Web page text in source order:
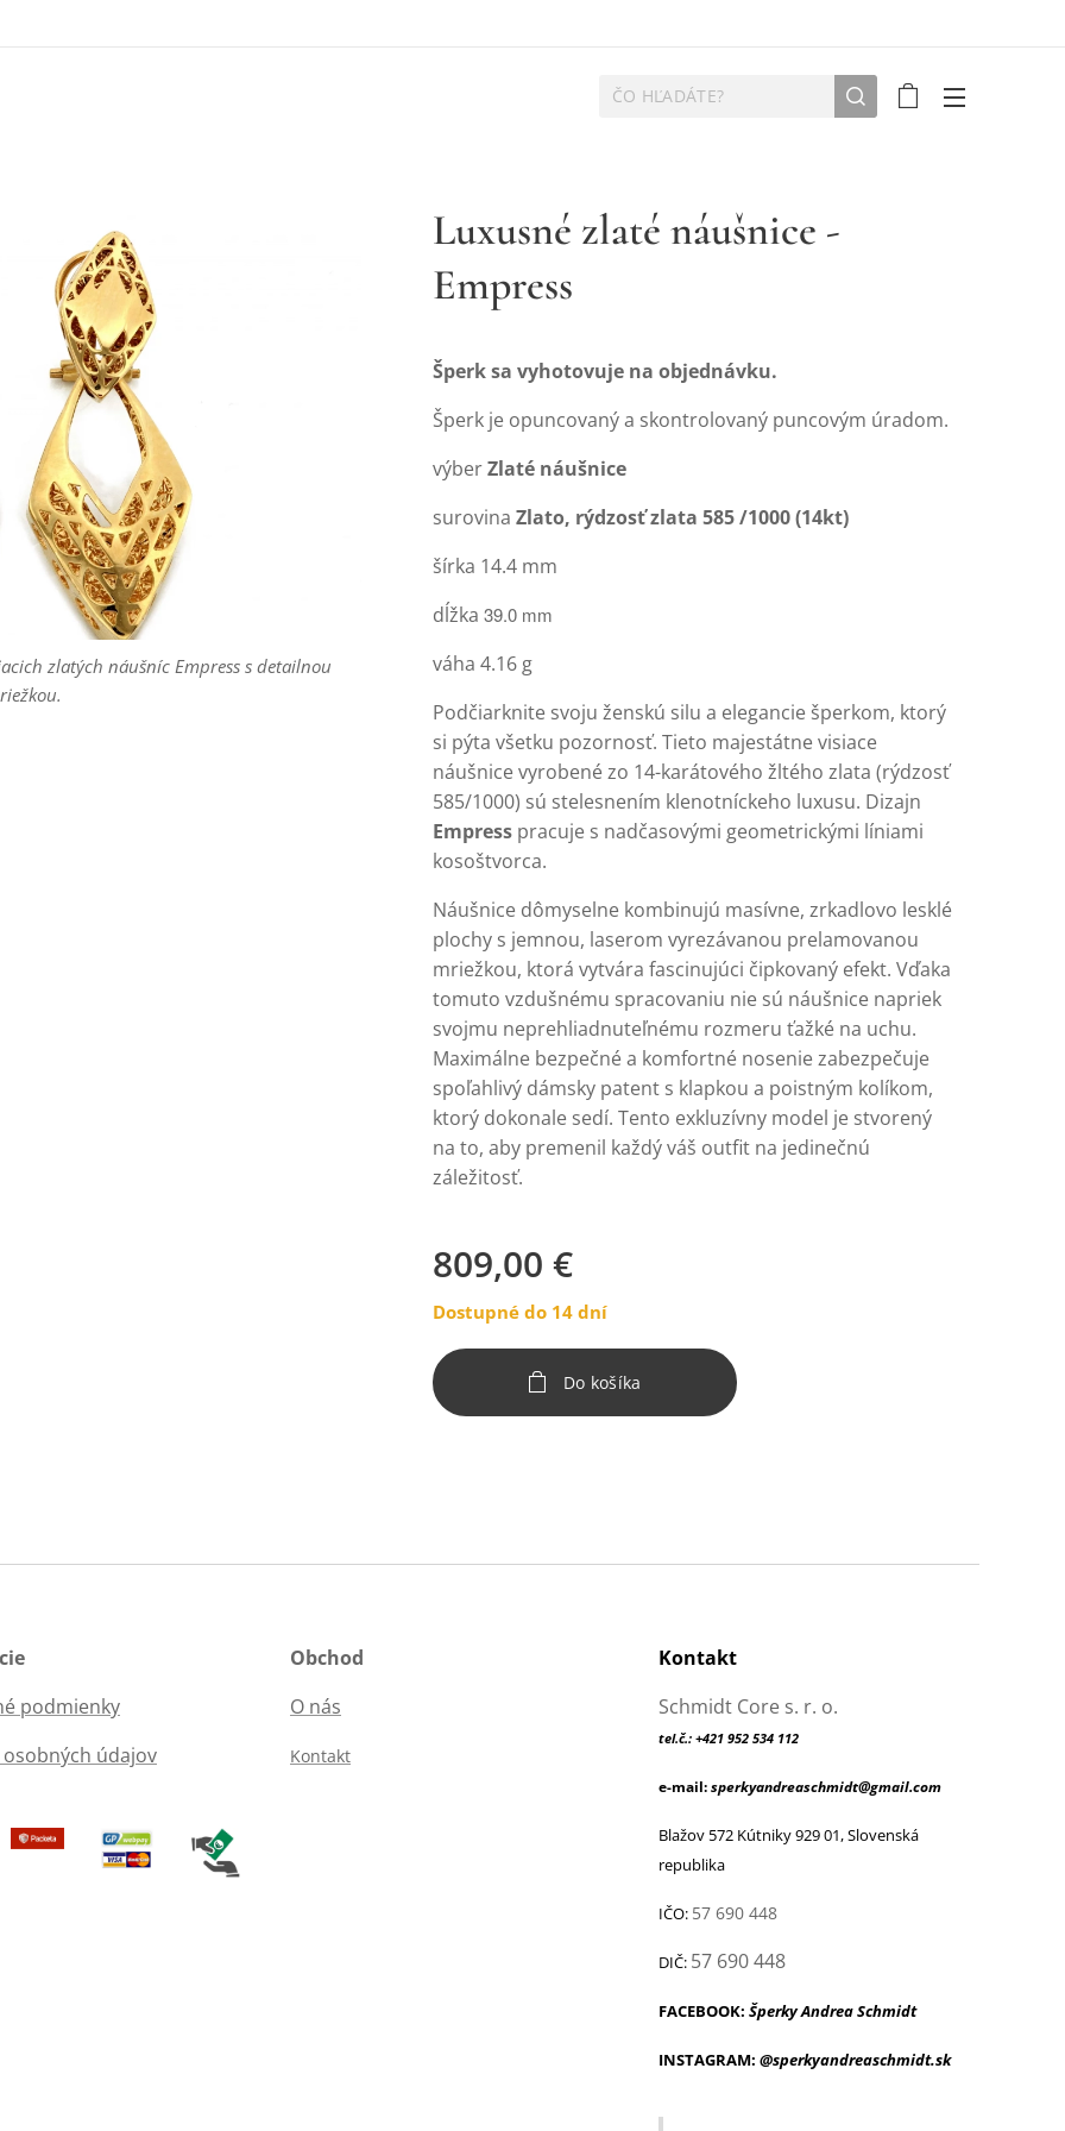
Luxusné zlaté náušnice -
Empress
zlatých náušníc Empress s detailnou
zlatej náušnice so špeciálnym zapínaním.
a zapínací mechanizmus náušníc.
dokonale sediaca na uchu modelky.
Šperk sa vyhotovuje na objednávku.
Šperk je opuncovaný a skontrolovaný puncovým úradom.
výberZlaté náušnice
surovina Zlato, rýdzosť zlata 585 /1000 (14kt)
šírka 14.4 mm
dĺžka 39.0 mm
váha 4.16 g
Podčiarknite svoju ženskú silu a elegancie šperkom, ktorý
si pýta všetku pozornosť. Tieto majestátne visiace
náušnice vyrobené zo 14-karátového žltého zlata (rýdzosť
585/1000) sú stelesnením klenotníckeho luxusu. Dizajn
Empress pracuje s nadčasovými geometrickými líniami
kosoštvorca.
Náušnice dômyselne kombinujú masívne, zrkadlovo lesklé
plochy s jemnou, laserom vyrezávanou prelamovanou
mriežkou, ktorá vytvára fascinujúci čipkovaný efekt. Vďaka
tomuto vzdušnému spracovaniu nie sú náušnice napriek
svojmu neprehliadnuteľnému rozmeru ťažké na uchu.
Maximálne bezpečné a komfortné nosenie zabezpečuje
spoľahlivý dámsky patent s klapkou a poistným kolíkom,
ktorý dokonale sedí. Tento exkluzívny model je stvorený
na to, aby premenil každý váš outfit na jedinečnú
záležitosť.
809,00 €
Dostupné do 14 dní
Do košíka
podmienky
údajov
Obchod
O nás
Kontakt
Kontakt
Schmidt Core s. r. o.
tel.č.: +421 952 534 112
e-mail: sperkyandreaschmidt@gmail.com
Blažov 572 Kútniky 929 01, Slovenská
republika
IČO: 57 690 448
DIČ: 57 690 448
FACEBOOK: Šperky Andrea Schmidt
INSTAGRAM: @sperkyandreaschmidt.sk